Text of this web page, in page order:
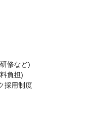
修など)
負担)
採用制度